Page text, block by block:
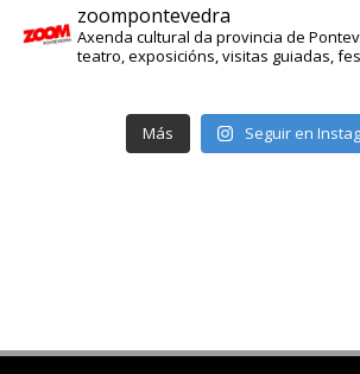
zoompontevedra
Axenda cultural da provincia de
teatro, exposicións, visitas guiadas,
Más Seguir en